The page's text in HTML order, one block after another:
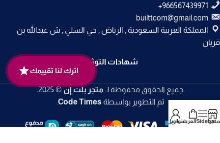
builttcom@gmail.com
المملكة العربية السعودية , الرياض , حي السلي , ش عبدالله بن
فريان
شهادات التوثيق
جميع الحقوق محفوظة لـ متجر بلت إن© 2025.
تم التطوير بواسطة Code Times
.
Sidebarالعربةحسابي
تواصل معنا
اترك لنا تقييمك